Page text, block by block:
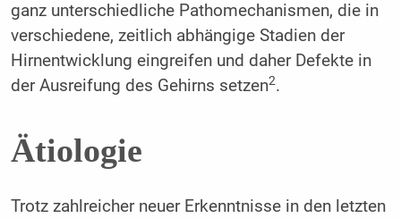
ganz unterschiedliche Pathomechanismen, die in
verschiedene, zeitlich abhängige Stadien der
Hirnentwicklung eingreifen und daher Defekte in
der Ausreifung des Gehirns setzen2.
Ätiologie
Trotz zahlreicher neuer Erkenntnisse in den letzten